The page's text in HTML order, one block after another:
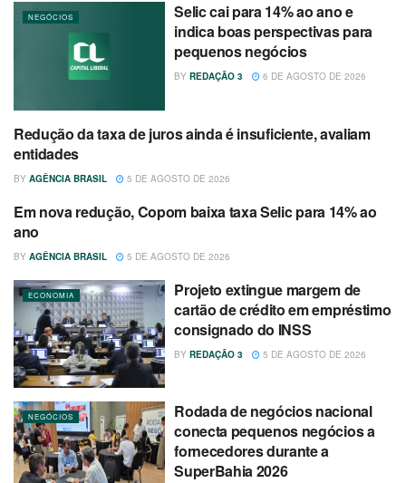
NEGÓCIOS
Selic cai para 14% ao ano e
indica boas perspectivas para
pequenos negócios
BY REDAÇÃO 3 6 DE AGOSTO DE 2026
ECONOMIA
Redução da taxa de juros ainda é insuficiente, avaliam
entidades
BY AGÊNCIA BRASIL 5 DE AGOSTO DE 2026
ECONOMIA
Em nova redução, Copom baixa taxa Selic para 14% ao
ano
BY AGÊNCIA BRASIL 5 DE AGOSTO DE 2026
ECONOMIA
Projeto extingue margem de
cartão de crédito em empréstimo
consignado do INSS
BY REDAÇÃO 3 5 DE AGOSTO DE 2026
NEGÓCIOS
Rodada de negócios nacional
conecta pequenos negócios a
fornecedores durante a
SuperBahia 2026